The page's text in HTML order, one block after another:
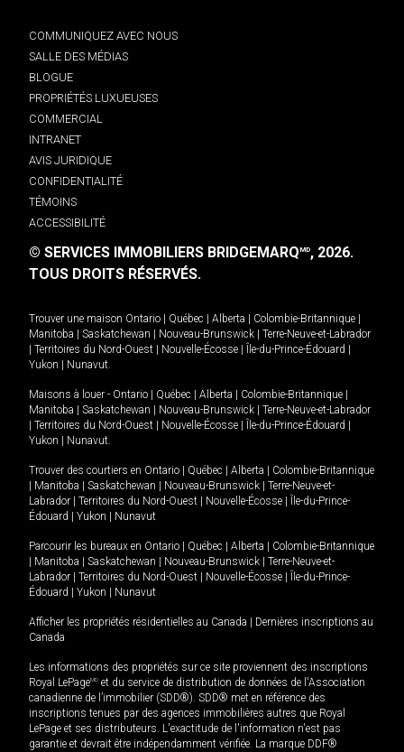
COMMUNIQUEZ AVEC NOUS
SALLE DES MÉDIAS
BLOGUE
PROPRIÉTÉS LUXUEUSES
COMMERCIAL
INTRANET
AVIS JURIDIQUE
CONFIDENTIALITÉ
TÉMOINS
ACCESSIBILITÉ
© SERVICES IMMOBILIERS BRIDGEMARQMD, 2026.
TOUS DROITS RÉSERVÉS.
Trouver une maison Ontario Québec Alberta Colombie-Britannique
Manitoba
Saskatchewan Nouveau-Brunswick
Terre-Neuve-et-Labrador
Territoires du Nord-Ouest Nouvelle-Écosse Île-du-Prince-Édouard
Yukon
Nunavut.
Maisons à louer - Ontario Québec Alberta Colombie-Britannique
Manitoba
Saskatchewan Nouveau-Brunswick
Terre-Neuve-et-Labrador
Territoires du Nord-Ouest Nouvelle-Écosse Île-du-Prince-Édouard
Yukon
Nunavut.
Trouver des courtiers en Ontario Québec Alberta
Colombie-Britannique
Manitoba Saskatchewan Nouveau-Brunswick
Terre-Neuve-et-
Labrador
Territoires du Nord-Ouest Nouvelle-Écosse
Île-du-Prince-
Édouard
Yukon Nunavut
Parcourir les bureaux en Ontario Québec Alberta
Colombie-Britannique
Manitoba Saskatchewan Nouveau-Brunswick
Terre-Neuve-et-
Labrador
Territoires du Nord-Ouest Nouvelle-Écosse
Île-du-Prince-
Édouard
Yukon Nunavut
Afficher les propriétés résidentielles au Canada
Dernières inscriptions au
Canada
Les informations des propriétés sur ce site proviennent des inscriptions
Royal LePageMD et du service de distribution de données de l'Association
canadienne de l’immobilier (SDD®). SDD® met en référence des
inscriptions tenues par des agences immobilières autres que Royal
LePage et ses distributeurs. L'exactitude de l'information n'est pas
garantie et devrait être indépendamment vérifiée. La marque DDF®